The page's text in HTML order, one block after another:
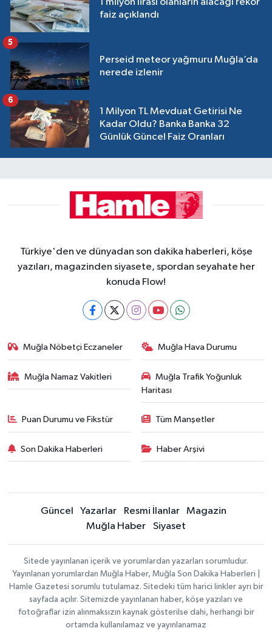
1 milyon lirası olanların alacağı rekor
faiz açıklandı
Perseid meteor yağmuru Muğla’da
nerede izlenir
5
1 Milyon TL Mevduat Getirisi Ne
Kadar Oldu? Banka Banka 32
Günlük Güncel Faiz Oranları
6
Türkiye'den ve dünyadan son dakika haberleri, köşe
yazıları, magazinden siyasete, spordan seyahate her
konuda Flow!
Muğla Nöbetçi Eczaneler Muğla Hava Durumu
Muğla Namaz Vakitleri
Muğla Trafik Yoğunluk
Haritası
Puan Durumu ve Fikstür Tüm Manşetler
Son Dakika Haberleri Haber Arşivi
Güncel Yazarlar Resmi İlanlar
Magazin
Muğla Haber
Siyaset
Sitede yayınlanan içerik ve yorumlardan yazarları sorumludur.
Yayınlanan yorumlardan Muğla Haber, Muğla Son Dakika Haberleri |
Hamle Gazetesi sorumlu tutulamaz. Sitedeki tüm harici linkler ayrı bir
sayfada açılır. Sitemizde yayınlanan haber, köşe yazıları ve
fotoğraflar izin alınmaksızın kaynak gösterilse dahi, herhangi bir
ortamda kullanılamaz ve yayınlanamaz